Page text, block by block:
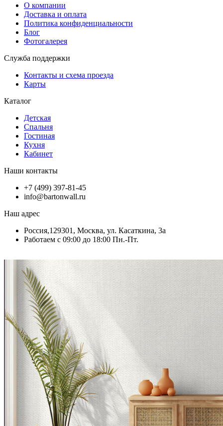
О компании
Доставка и оплата
Политика конфиденциальности
Блог
Фотогалерея
Служба поддержки
Контакты и схема проезда
Карты
Каталог
Детская
Спальня
Гостиная
Кухня
Кабинет
Наши контакты
+7 (499) 397-81-45
info@bartonwall.ru
Наш адрес
Россия,129301, Москва, ул. Касаткина, 3а
Работаем с 09:00 до 18:00 Пн.-Пт.